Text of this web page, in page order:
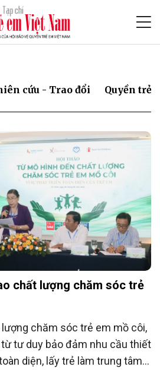
cứu - Trao đổi Quyền trẻ
chất lượng chăm sóc trẻ
chăm sóc trẻ em mồ côi,
tư duy bảo đảm nhu cầu thiết
diện, lấy trẻ làm trung tâm.